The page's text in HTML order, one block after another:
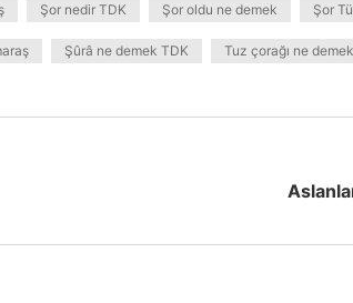
Şor nedir TDK Şor oldu ne demek Şor
Şûrâ ne demek TDK Tuz çorağı ne demek